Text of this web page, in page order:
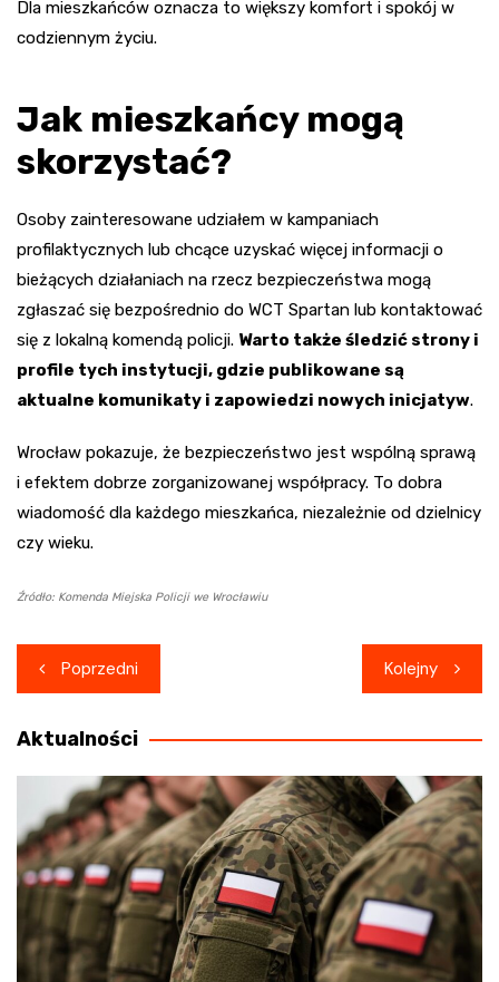
Dla mieszkańców oznacza to większy komfort i spokój w
codziennym życiu.
Jak mieszkańcy mogą
skorzystać?
Osoby zainteresowane udziałem w kampaniach
profilaktycznych lub chcące uzyskać więcej informacji o
bieżących działaniach na rzecz bezpieczeństwa mogą
zgłaszać się bezpośrednio do WCT Spartan lub kontaktować
się z lokalną komendą policji. Warto także śledzić strony i
profile tych instytucji, gdzie publikowane są
aktualne komunikaty i zapowiedzi nowych inicjatyw.
Wrocław pokazuje, że bezpieczeństwo jest wspólną sprawą
i efektem dobrze zorganizowanej współpracy. To dobra
wiadomość dla każdego mieszkańca, niezależnie od dzielnicy
czy wieku.
Źródło: Komenda Miejska Policji we Wrocławiu
Nawigacja
wpisu
Poprzedni Kolejny
Aktualności